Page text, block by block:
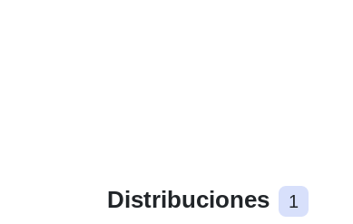
Distribuciones 1